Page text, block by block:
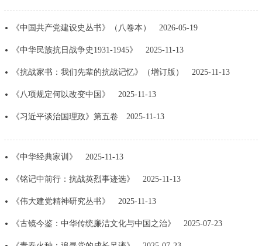
绿色北京 图说北京
ENGLISH 한국어
ESPAÑOL العربية
《中国共产党建设史丛书》（八卷本） 2026-05-19
《中华民族抗日战争史1931-1945》 2025-11-13
《抗战家书：我们先辈的抗战记忆》（增订版） 2025-11-13
《八项规定何以改变中国》 2025-11-13
《习近平谈治国理政》第五卷 2025-11-13
《中华经典家训》 2025-11-13
《铭记中前行：抗战英烈事迹选》 2025-11-13
《伟大建党精神研究丛书》 2025-11-13
《古镜今鉴：中华传统廉洁文化与中国之治》 2025-07-23